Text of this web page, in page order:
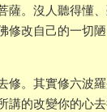
薩。沒人聽得懂
修改自己的一切
修。其實修六波
講的改變你的心